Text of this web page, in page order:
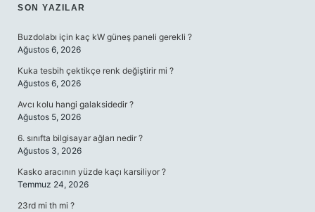
SIDEBAR
SON YAZILAR
Buzdolabı için kaç kW güneş paneli gerekli ?
Ağustos 6, 2026
Kuka tesbih çektikçe renk değiştirir mi ?
Ağustos 6, 2026
Avcı kolu hangi galaksidedir ?
Ağustos 5, 2026
6. sınıfta bilgisayar ağları nedir ?
Ağustos 3, 2026
Kasko aracının yüzde kaçı karsiliyor ?
Temmuz 24, 2026
23rd mi th mi ?